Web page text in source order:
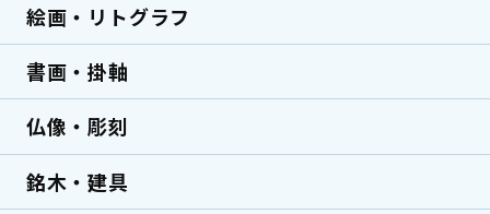
絵画・リトグラフ
書画・掛軸
仏像・彫刻
銘木・建具